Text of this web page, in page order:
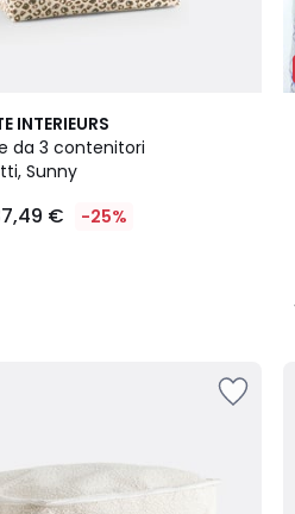
INTERIEURS
da 3 contenitori
Sunny
€ -25%